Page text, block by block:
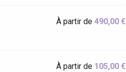
À partir de490,00 €
À partir de 105,00 €